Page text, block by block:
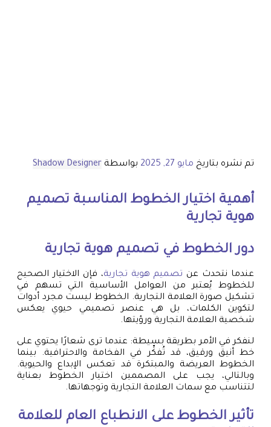
تم نشره بتاريخ مايو 27, 2025 بواسطة Shadow Designer
أهمية اختيار الخطوط المناسبة تصميم
هوية تجارية
دور الخطوط في تصميم هوية تجارية
عندما نتحدث عن تصميم هوية تجارية، فإن الاختيار الصحيح
للخطوط يُعتبر من العوامل الأساسية التي تسهم في
تشكيل صورة العلامة التجارية. الخطوط ليست مجرد أدوات
لتكوين الكلمات، بل هي عنصر تصميمي حيوي يعكس
شخصية العلامة التجارية ورؤيتها.
لنفكر في الأمر بطريقة بسيطة: عندما ترى شعارًا يحتوي على
خط أنيق ورقيق، قد تُفكِّر في الفخامة والاحترافية. بينما
الخطوط العريضة والمبتكرة قد تعكس الإبداع والحيوية.
وبالتالي، يجب على المصممين اختيار الخطوط بعناية
لتتناسب مع سمات العلامة التجارية وتوجهاتها.
تأثير الخطوط على الانطباع العام للعلامة